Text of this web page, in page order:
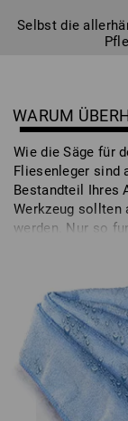
Selbst die
WARUM
Wie die Säge für
Fliesenleger sind
Bestandteil Ihres
Werkzeug sollten
werden. Nur so
Ihnen bei Ihrer
auch Ihr Schuh
Schnell wird aus
unzureichende
Sie schnell
eigentlich
Defekte, die aus
resultieren oder